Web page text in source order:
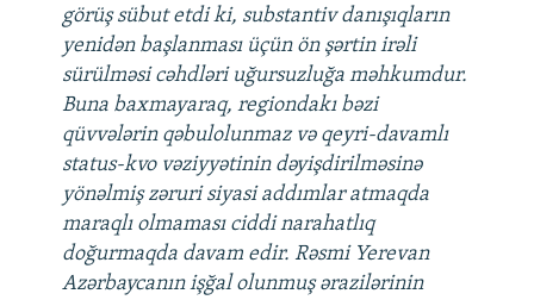
görüş sübut etdi ki, substantiv danışıqların
yenidən başlanması üçün ön şərtin irəli
sürülməsi cəhdləri uğursuzluğa məhkumdur.
Buna baxmayaraq, regiondakı bəzi
qüvvələrin qəbulolunmaz və qeyri-davamlı
status-kvo vəziyyətinin dəyişdirilməsinə
yönəlmiş zəruri siyasi addımlar atmaqda
maraqlı olmaması ciddi narahatlıq
doğurmaqda davam edir. Rəsmi Yerevan
Azərbaycanın işğal olunmuş ərazilərinin